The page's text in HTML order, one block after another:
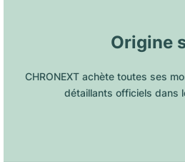
Origine
CHRONEXT achète toutes ses
détaillants officiels dans